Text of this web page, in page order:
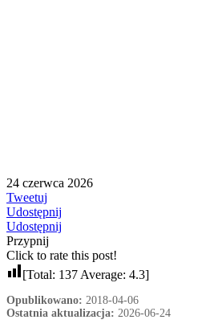
24 czerwca 2026
Tweetuj
Udostępnij
Udostępnij
Przypnij
Click to rate this post!
[Total: 137Average: 4.3]
Opublikowano: 2018-04-06
Ostatnia aktualizacja: 2026-06-24